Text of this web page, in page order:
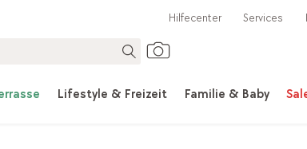
Lifestyle & Freizeit Familie & Baby
Hilfecenter Services